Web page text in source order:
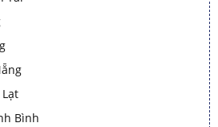
Bình